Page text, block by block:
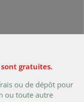
gratuites.
ou de dépôt pour
ou toute autre